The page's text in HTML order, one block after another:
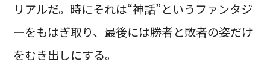
リアルだ。時にそれは“神話”というファンタジ
ーをもはぎ取り、最後には勝者と敗者の姿だけ
をむき出しにする。